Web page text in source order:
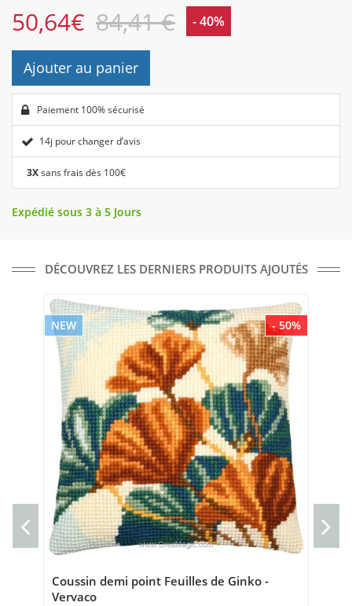
50,64€ 84,41 € - 40%
Ajouter au panier
Paiement 100% sécurisé
14j pour changer d’avis
3Xsans frais dès 100€
Expédié sous 3 à 5 Jours
DÉCOUVREZ LES DERNIERS PRODUITS AJOUTÉS
- 50%
NEW
Coussin demi point Feuilles de Ginko -
Vervaco